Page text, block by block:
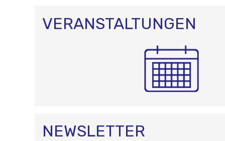
O
N
VERANSTALTUNGEN
NEWSLETTER